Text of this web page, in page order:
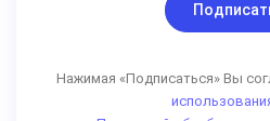
Нажимая «Подписаться» Вы